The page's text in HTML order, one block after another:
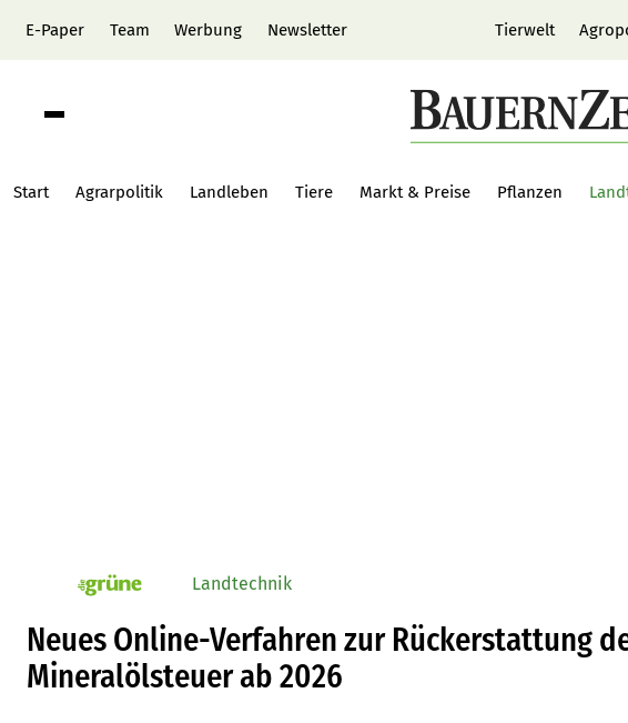
E-Paper Team Werbung Newsletter Tierwelt
Start Agrarpolitik Landleben Tiere Markt & Preise Pflanzen
pv_die-grune-online Landtechnik
Neues Online-Verfahren zur Rückerstattung
Mineralölsteuer ab 2026